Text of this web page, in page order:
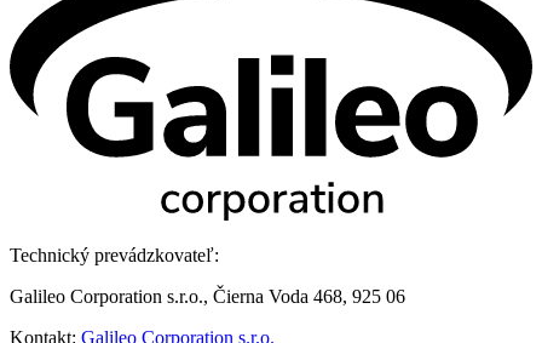
Technický prevádzkovateľ:
Galileo Corporation s.r.o., Čierna Voda 468, 925 06
Kontakt: Galileo Corporation s.r.o.